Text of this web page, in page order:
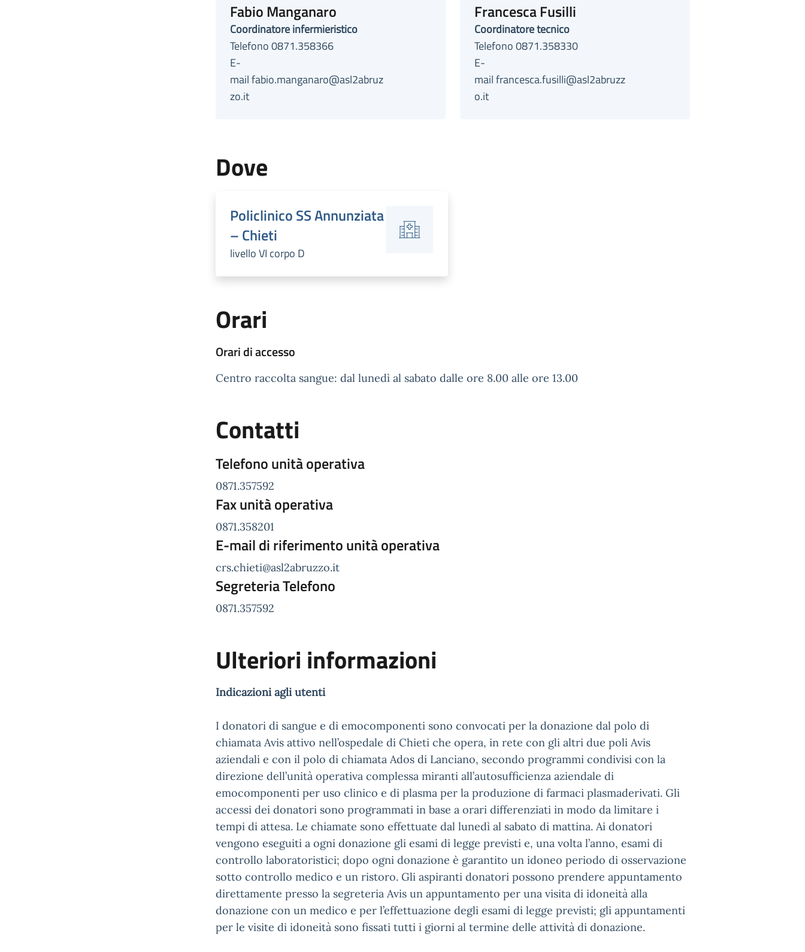
Fabio Manganaro
Coordinatore infermieristico
Telefono 0871.358366
E-
mail fabio.manganaro@asl2abruz
zo.it
Francesca Fusilli
Coordinatore tecnico
Telefono 0871.358330
E-
mail francesca.fusilli@asl2abruzz
o.it
Dove
Policlinico SS Annunziata
– Chieti
livello VI corpo D
Orari
Orari di accesso
Centro raccolta sangue: dal lunedì al sabato dalle ore 8.00 alle ore 13.00
Contatti
Telefono unità operativa
0871.357592
Fax unità operativa
0871.358201
E-mail di riferimento unità operativa
crs.chieti@asl2abruzzo.it
Segreteria Telefono
0871.357592
Ulteriori informazioni
Indicazioni agli utenti
I donatori di sangue e di emocomponenti sono convocati per la donazione dal polo di
chiamata Avis attivo nell’ospedale di Chieti che opera, in rete con gli altri due poli Avis
aziendali e con il polo di chiamata Ados di Lanciano, secondo programmi condivisi con la
direzione dell’unità operativa complessa miranti all’autosufficienza aziendale di
emocomponenti per uso clinico e di plasma per la produzione di farmaci plasmaderivati. Gli
accessi dei donatori sono programmati in base a orari differenziati in modo da limitare i
tempi di attesa. Le chiamate sono effettuate dal lunedì al sabato di mattina. Ai donatori
vengono eseguiti a ogni donazione gli esami di legge previsti e, una volta l’anno, esami di
controllo laboratoristici; dopo ogni donazione è garantito un idoneo periodo di osservazione
sotto controllo medico e un ristoro. Gli aspiranti donatori possono prendere appuntamento
direttamente presso la segreteria Avis un appuntamento per una visita di idoneità alla
donazione con un medico e per l’effettuazione degli esami di legge previsti; gli appuntamenti
per le visite di idoneità sono fissati tutti i giorni al termine delle attività di donazione.